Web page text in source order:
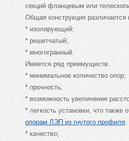
секций фланцевым или
Общая конструкция различается
* изолирующий;
* решетчатый;
* многогранный.
Имеется ряд преимуществ:
* минимальное количество опор;
* прочность;
* возможность увеличения
* легкость установки, что также
опорам ЛЭП из гнутого профиля;
* качество;